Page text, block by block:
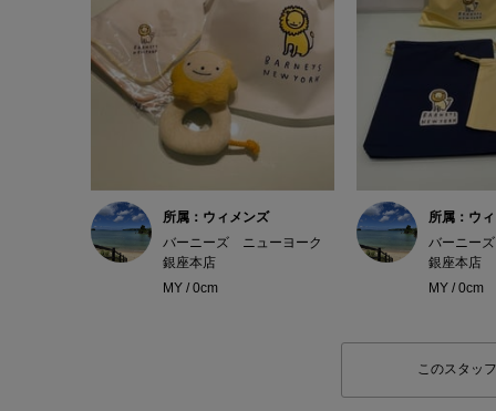
所属：ウィメンズ
バーニーズ ニューヨーク
銀座本店
MY / 0cm
所属：ウ
バーニー
銀座本店
MY / 0cm
このスタッ